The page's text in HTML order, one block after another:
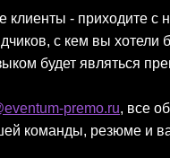
клиенты - приходите с
с кем вы хотели
будет являться
premo.ru, все
команды, резюме и